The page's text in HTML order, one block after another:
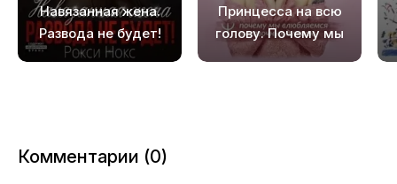
Навязанная жена.
Развода не будет!
Принцесса на всю
голову. Почему мы
влюбляемся в
Комментарии (0)